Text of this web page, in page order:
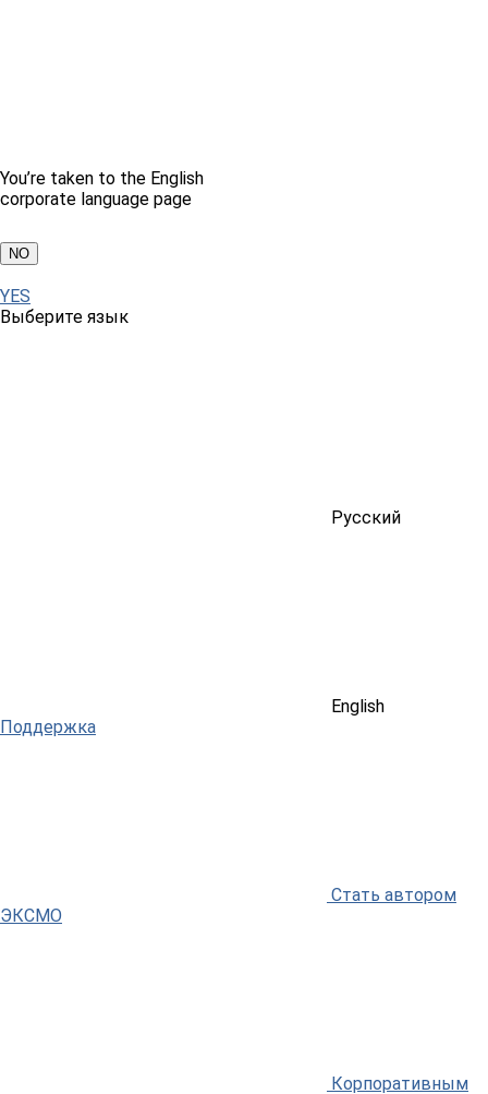
You’re taken to the English
corporate language page
NO
YES
Выберите язык
Русский
English
Поддержка
Стать автором
ЭКСМО
Корпоративным